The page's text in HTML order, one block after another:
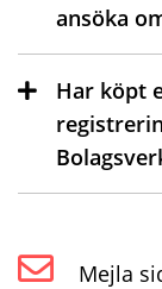
ansöka
Har köpt
Mejla